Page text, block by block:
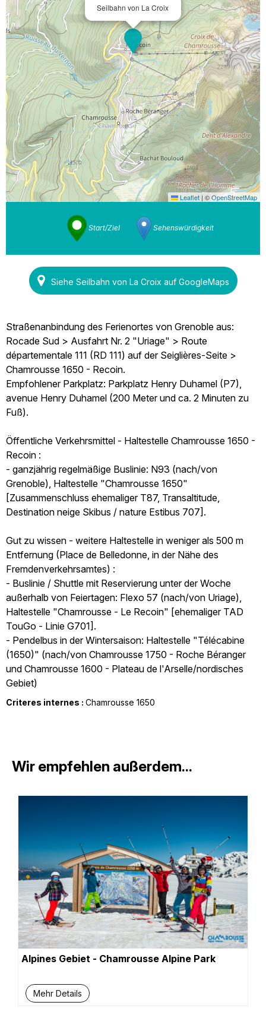
Seilbahn von La Croix
Leaflet | ©OpenStreetMap
Start/Ziel Sehenswürdigkeit
Siehe Seilbahn von La Croix auf GoogleMaps
Straßenanbindung des Ferienortes von Grenoble aus:
Rocade Sud > Ausfahrt Nr. 2 "Uriage" > Route
départementale 111 (RD 111) auf der Seiglières-Seite >
Chamrousse 1650 - Recoin.
Empfohlener Parkplatz: Parkplatz Henry Duhamel (P7),
avenue Henry Duhamel (200 Meter und ca. 2 Minuten zu
Fuß).
Öffentliche Verkehrsmittel - Haltestelle Chamrousse 1650 -
Recoin :
- ganzjährig regelmäßige Buslinie: N93 (nach/von
Grenoble), Haltestelle "Chamrousse 1650"
[Zusammenschluss ehemaliger T87, Transaltitude,
Destination neige Skibus / nature Estibus 707].
Gut zu wissen - weitere Haltestelle in weniger als 500 m
Entfernung (Place de Belledonne, in der Nähe des
Fremdenverkehrsamtes) :
- Buslinie / Shuttle mit Reservierung unter der Woche
außerhalb von Feiertagen: Flexo 57 (nach/von Uriage),
Haltestelle "Chamrousse - Le Recoin" [ehemaliger TAD
TouGo - Linie G701].
- Pendelbus in der Wintersaison: Haltestelle "Télécabine
(1650)" (nach/von Chamrousse 1750 - Roche Béranger
und Chamrousse 1600 - Plateau de l'Arselle/nordisches
Gebiet)
Criteres internes : Chamrousse 1650
Wir empfehlen außerdem...
Alpines Gebiet - Chamrousse Alpine Park
Mehr Details